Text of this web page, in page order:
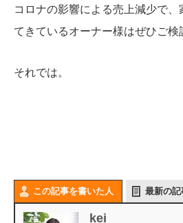
コロナの影響による売上減少で、
てきているオーナー様はぜひご検
それでは。
この記事を書いた人 最新の記
kei